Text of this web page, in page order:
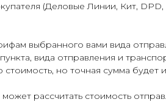
(Деловые Линии, Кит, DPD,
выбранного вами вида
вида отправления и
но точная сумма будет
рассчитать стоимость